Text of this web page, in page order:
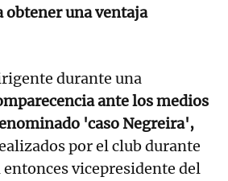
obtener una ventaja
durante una
ante los medios
'caso Negreira',
por el club durante
vicepresidente del